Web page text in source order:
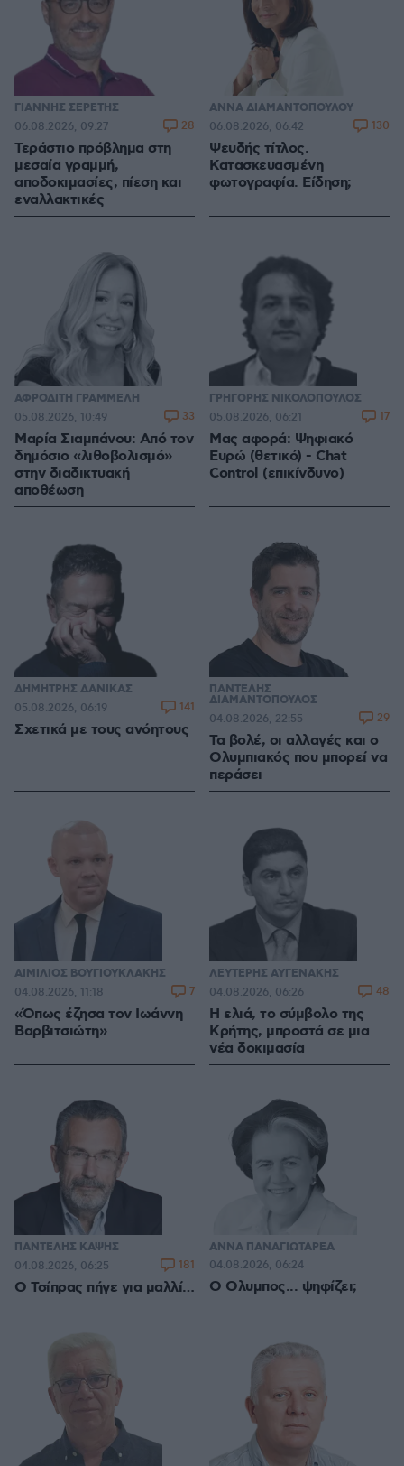
ΓΙΑΝΝΗΣ ΣΕΡΕΤΗΣ
Τεράστιο πρόβλημα στη
μεσαία γραμμή,
αποδοκιμασίες, πίεση και
εναλλακτικές
06.08.2026, 09:27 28
ΑΝΝΑ ΔΙΑΜΑΝΤΟΠΟΥΛΟΥ
Ψευδής τίτλος.
Κατασκευασμένη
φωτογραφία. Είδηση;
06.08.2026, 06:42 130
ΑΦΡΟΔΙΤΗ ΓΡΑΜΜΕΛΗ
Μαρία Σιαμπάνου: Από τον
δημόσιο «λιθοβολισμό»
στην διαδικτυακή
αποθέωση
05.08.2026, 10:49 33
ΓΡΗΓΟΡΗΣ ΝΙΚΟΛΟΠΟΥΛΟΣ
Μας αφορά: Ψηφιακό
Ευρώ (θετικό) - Chat
Control (επικίνδυνο)
05.08.2026, 06:21 17
ΔΗΜΗΤΡΗΣ ΔΑΝΙΚΑΣ
Σχετικά με τους ανόητους
05.08.2026, 06:19 141
ΠΑΝΤΕΛΗΣ
ΔΙΑΜΑΝΤΟΠΟΥΛΟΣ
Τα βολέ, οι αλλαγές και ο
Ολυμπιακός που μπορεί να
περάσει
04.08.2026, 22:55 29
ΑΙΜΙΛΙΟΣ ΒΟΥΓΙΟΥΚΛΑΚΗΣ
«Όπως έζησα τον Ιωάννη
Βαρβιτσιώτη»
04.08.2026, 11:18 7
ΛΕΥΤΕΡΗΣ ΑΥΓΕΝΑΚΗΣ
Η ελιά, το σύμβολο της
Κρήτης, μπροστά σε μια
νέα δοκιμασία
04.08.2026, 06:26 48
ΠΑΝΤΕΛΗΣ ΚΑΨΗΣ
Ο Τσίπρας πήγε για μαλλί…
04.08.2026, 06:25 181
ΑΝΝΑ ΠΑΝΑΓΙΩΤΑΡΕΑ
Ο Ολυμπος... ψηφίζει;
04.08.2026, 06:24